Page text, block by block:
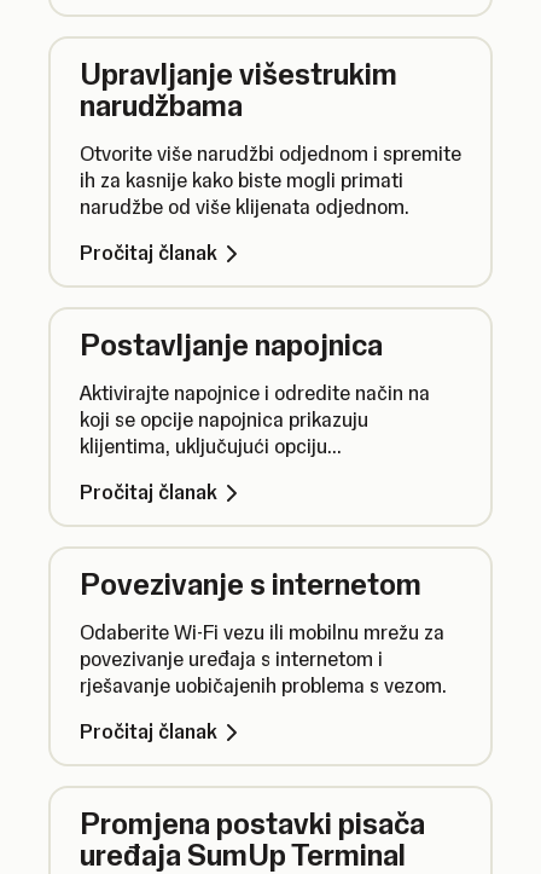
Upravljanje višestrukim
narudžbama
Otvorite više narudžbi odjednom i spremite
ih za kasnije kako biste mogli primati
narudžbe od više klijenata odjednom.
Pročitaj članak
Postavljanje napojnica
Aktivirajte napojnice i odredite način na
koji se opcije napojnica prikazuju
klijentima, uključujući opciju
napojnice.
Pročitaj članak
Povezivanje s internetom
Odaberite Wi-Fi vezu ili mobilnu mrežu za
povezivanje uređaja s internetom i
rješavanje uobičajenih problema s vezom.
Pročitaj članak
Promjena postavki pisača
uređaja SumUp Terminal